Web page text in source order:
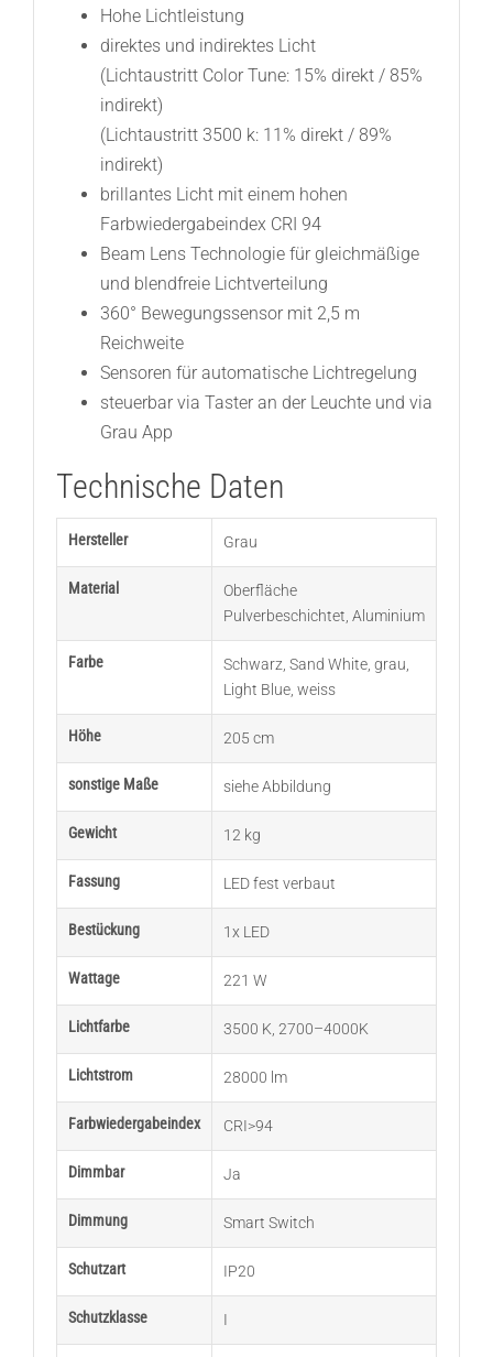
Hohe Lichtleistung
direktes und indirektes Licht
(Lichtaustritt Color Tune: 15% direkt / 85%
indirekt)
(Lichtaustritt 3500 k: 11% direkt / 89%
indirekt)
brillantes Licht mit einem hohen
Farbwiedergabeindex CRI 94
Beam Lens Technologie für gleichmäßige
und blendfreie Lichtverteilung
360° Bewegungssensor mit 2,5 m
Reichweite
Sensoren für automatische Lichtregelung
steuerbar via Taster an der Leuchte und via
Grau App
Technische Daten
Hersteller Grau
Material
Oberfläche
Pulverbeschichtet Aluminium
Farbe Schwarz Sand White, grau
Light Blue, weiss
Höhe 205 cm
sonstige Maße siehe Abbildung
Gewicht 12 kg
Fassung LED fest verbaut
Bestückung 1x LED
Wattage 221 W
Lichtfarbe 3500 K 2700–4000K
Lichtstrom 28000 lm
Farbwiedergabeindex CRI>94
Dimmbar Ja
Dimmung Smart Switch
Schutzart IP20
Schutzklasse I